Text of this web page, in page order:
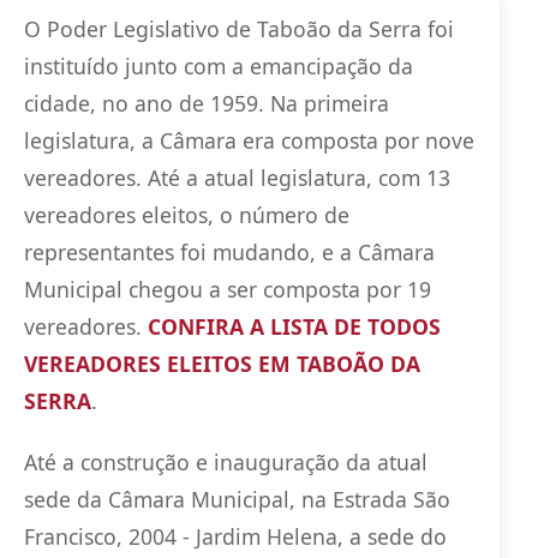
O Poder Legislativo de Taboão da Serra foi
instituído junto com a emancipação da
cidade, no ano de 1959. Na primeira
legislatura, a Câmara era composta por nove
vereadores. Até a atual legislatura, com 13
vereadores eleitos, o número de
representantes foi mudando, e a Câmara
Municipal chegou a ser composta por 19
vereadores. CONFIRA A LISTA DE TODOS
VEREADORES ELEITOS EM TABOÃO DA
SERRA.
Até a construção e inauguração da atual
sede da Câmara Municipal, na Estrada São
Francisco, 2004 - Jardim Helena, a sede do